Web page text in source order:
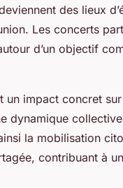
des lieux
Les concerts
d’un objectif
un impact concret
dynamique
la mobilisation
contribuant à